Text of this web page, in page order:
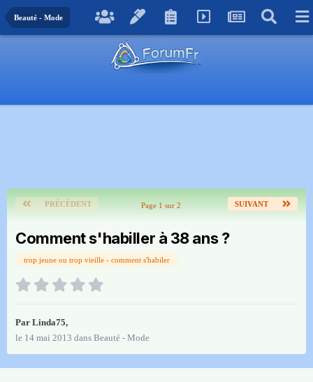
Beauté - Mode
PRÉCÉDENT SUIVANT
Page 1 sur 2
Comment s'habiller à 38 ans ?
trop jeune ou trop vieille - comment s'habiler
Par Linda75,
le 14 mai 2013 dans Beauté - Mode